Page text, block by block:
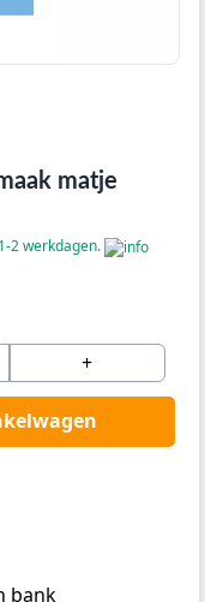
matje
2 werkdagen.
+